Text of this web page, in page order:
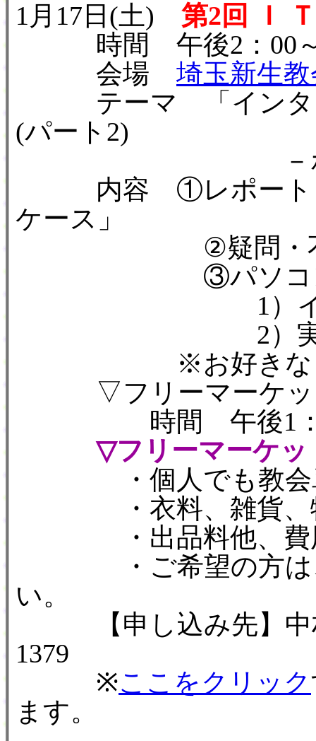
1月17日(土) 第2回 Ｉ
時間 午後2：00～
会場 埼玉新生
テーマ 「インター
(パート2)
－ホームペ
内容 ①レポート「
ケース」
②疑問・不思
③パソコンで遊
1）インター
2）実践・ホ
※お好きなコーナ
▽フリーマーケッ
時間 午後1：00
▽フリーマーケッ
・個人でも教会単
・衣料、雑貨、物
・出品料他、費用
・ご希望の方は、
い。
【申し込み先】中
1379
※ここをクリック
ます。